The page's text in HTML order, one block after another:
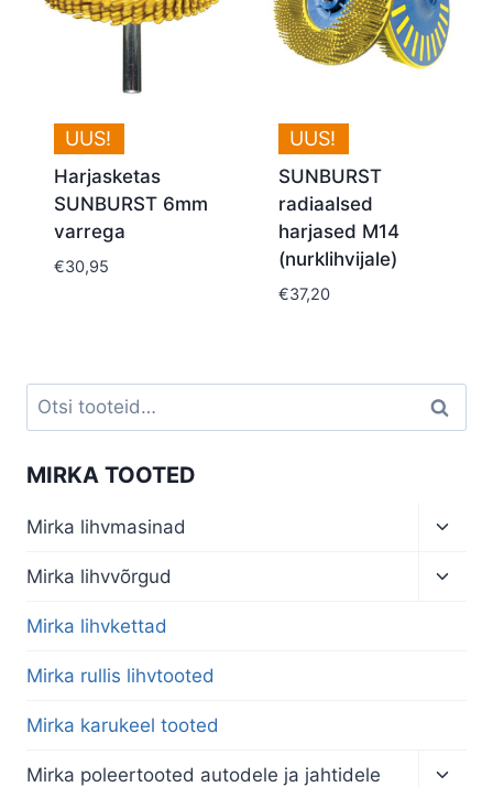
UUS!
Harjasketas
SUNBURST 6mm
varrega
€30,95
UUS!
SUNBURST
radiaalsed
harjased M14
(nurklihvijale)
€37,20
Otsi: Otsi
MIRKA TOOTED
Mirka lihvmasinad
menu
Mirka lihvvõrgud
Mirka lihvkettad
Mirka rullis lihvtooted
Mirka karukeel tooted
Mirka poleertooted autodele ja jahtidele